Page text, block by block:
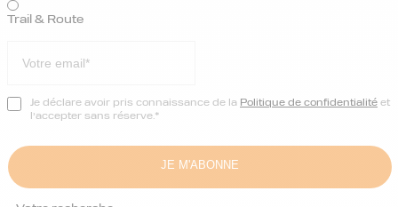
Trail & Route
Je déclare avoir pris connaissance de la Politique de confidentialité et
l’accepter sans réserve.*